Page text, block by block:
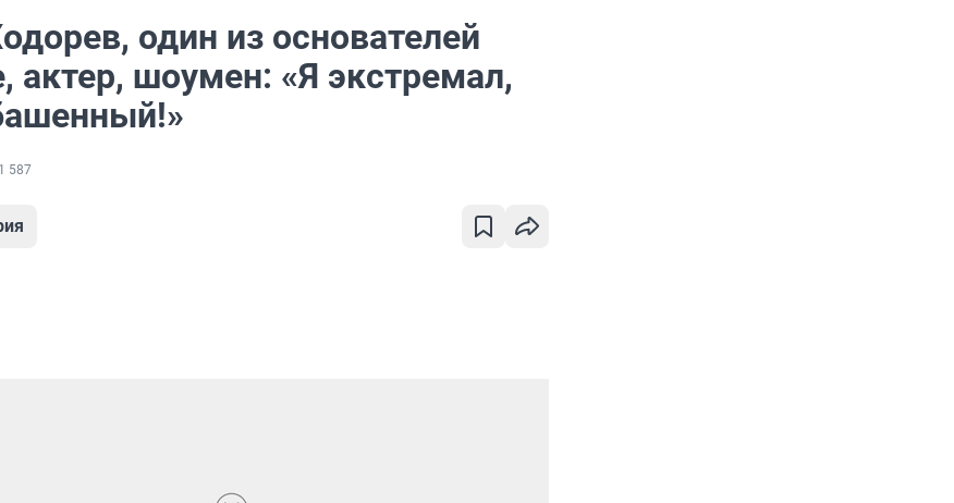
один из основателей
актер, шоумен: «Я экстремал,
587